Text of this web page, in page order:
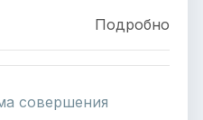
Подробно
совершения